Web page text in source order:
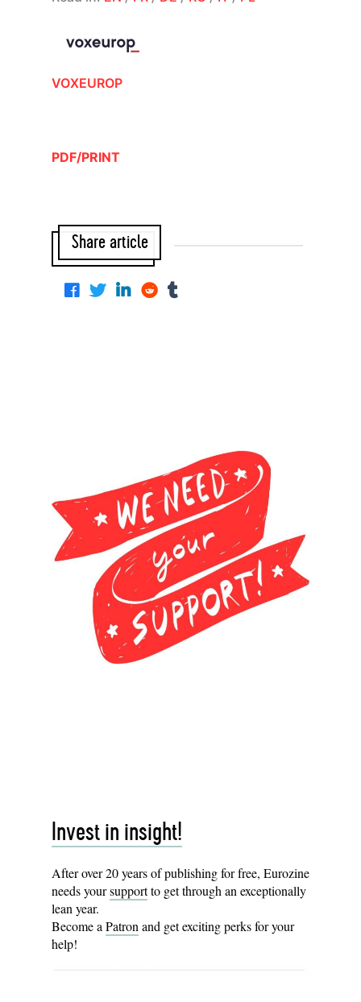
VOXEUROP
PDF/PRINT
Share article
Invest in insight!
After over 20 years of publishing for free, Eurozine
needs yoursupportto get through an exceptionally
lean year.
Become aPatronand get exciting perks for your
help!